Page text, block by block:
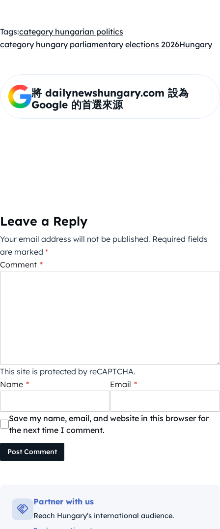
Tags:category hungarian politics
category hungary parliamentary elections 2026Hungary
將 dailynewshungary.com 設為
Google 的首選來源
Leave a Reply
Your email address will not be published. Required fields
are marked *
Comment *
This site is protected by reCAPTCHA.
Name * Email *
Save my name, email, and website in this browser for
the next time I comment.
Post Comment
Partner with us
Reach Hungary's international audience.